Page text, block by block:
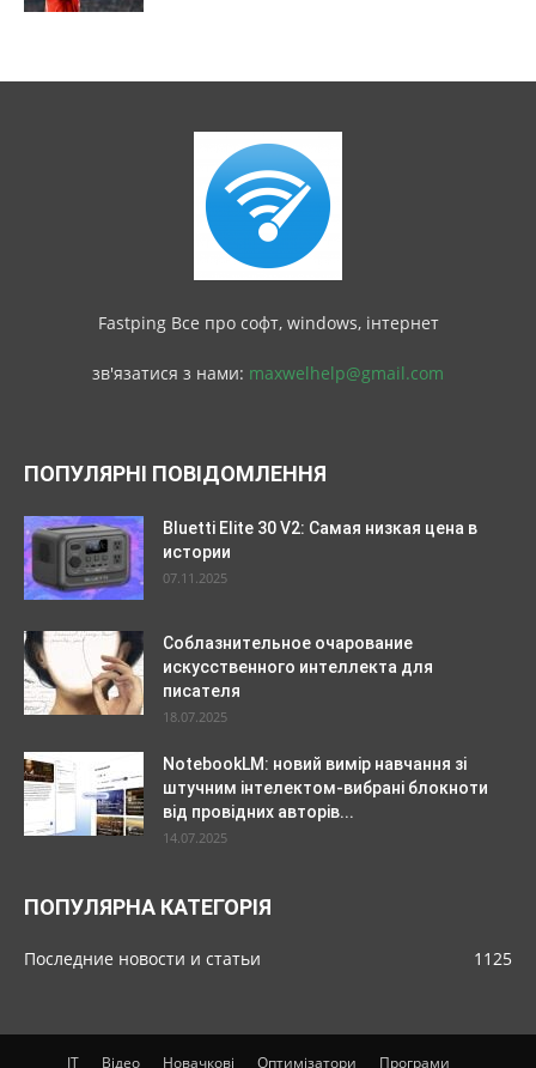
Fastping Все про софт, windows, інтернет
зв'язатися з нами: maxwelhelp@gmail.com
ПОПУЛЯРНІ ПОВІДОМЛЕННЯ
Bluetti Elite 30 V2: Самая низкая цена в
истории
07.11.2025
Соблазнительное очарование
искусственного интеллекта для
писателя
18.07.2025
NotebookLM: новий вимір навчання зі
штучним інтелектом-вибрані блокноти
від провідних авторів...
14.07.2025
ПОПУЛЯРНА КАТЕГОРІЯ
Последние новости и статьи 1125
IT Відео Новачкові Оптимізатори Програми